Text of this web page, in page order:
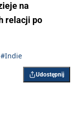
na
relacji po
#Indie
Udostępnij